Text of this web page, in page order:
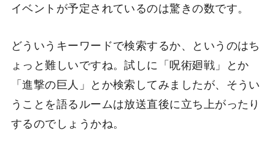
イベントが予定されているのは驚きの数です。
どういうキーワードで検索するか、というのはち
ょっと難しいですね。試しに「呪術廻戦」とか
「進撃の巨人」とか検索してみましたが、そうい
うことを語るルームは放送直後に立ち上がったり
するのでしょうかね。